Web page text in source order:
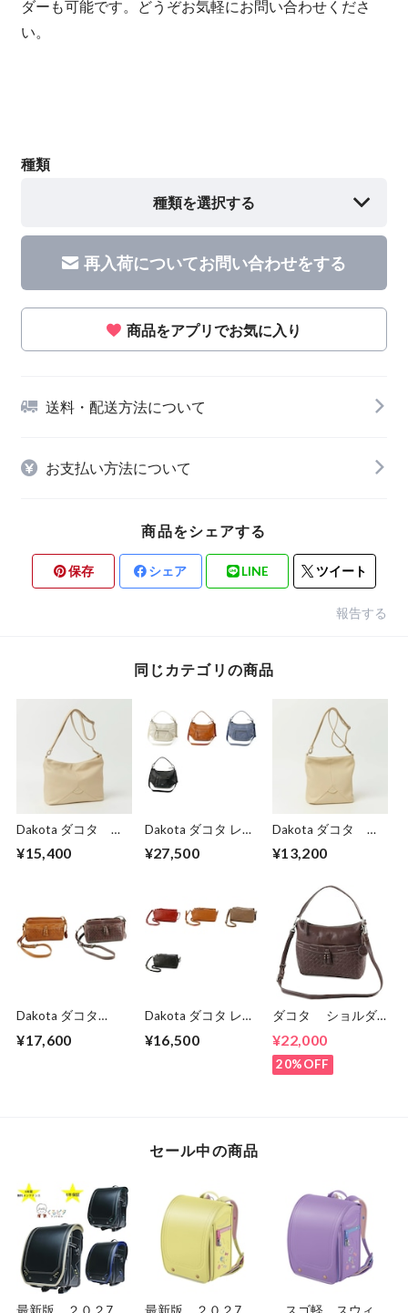
ダーも可能です。どうぞお気軽にお問い合わせくださ
い。
種類
種類を選択する
再入荷についてお問い合わせをする
商品をアプリでお気に入り
送料・配送方法について
お支払い方法について
商品をシェアする
保存 シェア LINE ツイート
報告する
同じカテゴリの商品
Dakota ダコタ ボ
ンドゥー ショルダ
ーバッグ 1034910
¥15,400
Dakota ダコタ レデ
ィース ルーチェ2
ショルダーバッグ
¥27,500
Dakota ダコタ ボ
ンドゥー ショルダ
ーバッグ 1034911
¥13,200
Dakota ダコタ
ス ネルソン ショ
¥17,600
Dakota ダコタ レッ
ショルダーバッグ
¥16,500
ダコタ ショルダ
革 レディース DA-
1034131
¥22,000
20%OFF
セール中の商品